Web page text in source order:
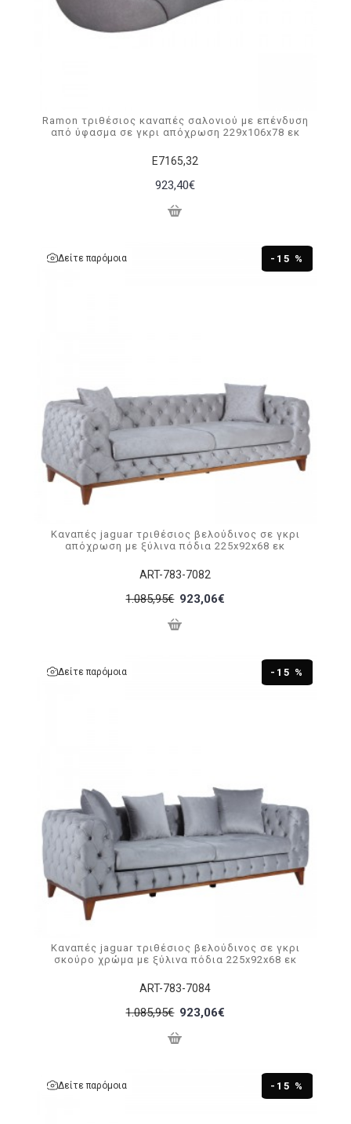
Ε7165,32
Ramon τριθέσιος καναπές σαλονιού με επένδυση
από ύφασμα σε γκρι απόχρωση 229x106x78 εκ
923,40€
-15 %
Δείτε παρόμοια
ART-783-7082
Καναπές jaguar τριθέσιος βελούδινος σε γκρι
απόχρωση με ξύλινα πόδια 225x92x68 εκ
1.085,95€ 923,06€
-15 %
Δείτε παρόμοια
ART-783-7084
Καναπές jaguar τριθέσιος βελούδινος σε γκρι
σκούρο χρώμα με ξύλινα πόδια 225x92x68 εκ
1.085,95€ 923,06€
-15 %
Δείτε παρόμοια